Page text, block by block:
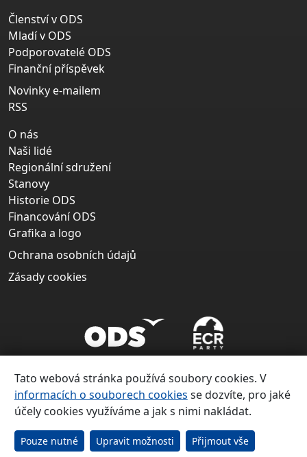
Členství v ODS
Mladí v ODS
Podporovatelé ODS
Finanční příspěvek
Novinky e-mailem
RSS
O nás
Naši lidé
Regionální sdružení
Stanovy
Historie ODS
Financování ODS
Grafika a logo
Ochrana osobních údajů
Zásady cookies
Copyright ©
Občanská demokratická strana 1991 – 2026
Tato webová stránka používá soubory cookies. V
informacích o souborech cookies se dozvíte, pro jaké
účely cookies využíváme a jak s nimi nakládat.
Pouze nutné Upravit možnosti Přijmout vše